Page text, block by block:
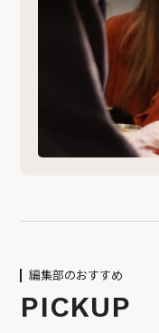
編集部のおすすめ
PICKUP